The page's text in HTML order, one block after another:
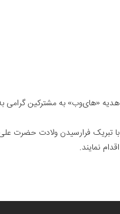
هدیه «های‌وب» به مشترکین گرامی
با تبریک فرارسیدن ولادت حضرت
اقدام نمایند.